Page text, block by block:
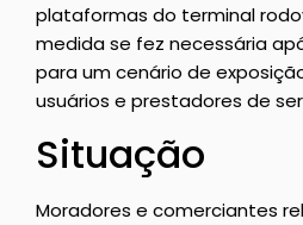
plataformas do terminal
medida se fez necessária
para um cenário de
usuários e prestadores de
Situação
Moradores e comerciantes